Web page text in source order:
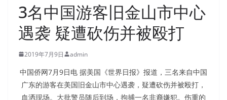
3名中国游客旧金山市中心
遇袭 疑遭砍伤并被殴打
2019年7月9日 admin
中国侨网7月9日电 据美国《世界日报》报道，三名来自中国
广东的游客在美国旧金山市中心遇袭，疑遭砍伤并被殴打，
血洒现场。大批警员随后到场，拘捕一名非裔嫌犯。伤重的